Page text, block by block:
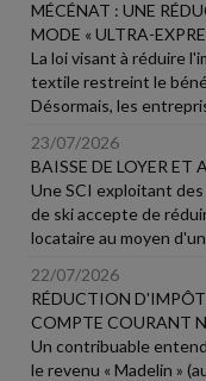
MÉCÉNAT : UNE
MODE « ULTRA-
La loi visant à réduire
textile restreint le
Désormais, les
23/07/2026
BAISSE DE LOYER ET
Une SCI exploitant
de ski accepte de
locataire au moyen
22/07/2026
RÉDUCTION
COMPTE COURANT
Un contribuable
le revenu « Madelin »